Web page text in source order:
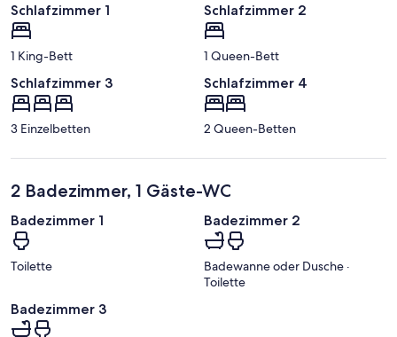
Schlafzimmer 1
1 King-Bett
Schlafzimmer 2
1 Queen-Bett
Schlafzimmer 3
3 Einzelbetten
Schlafzimmer 4
2 Queen-Betten
2 Badezimmer, 1 Gäste-WC
Badezimmer 1
Toilette
Badezimmer 2
Badewanne oder Dusche ·
Toilette
Badezimmer 3